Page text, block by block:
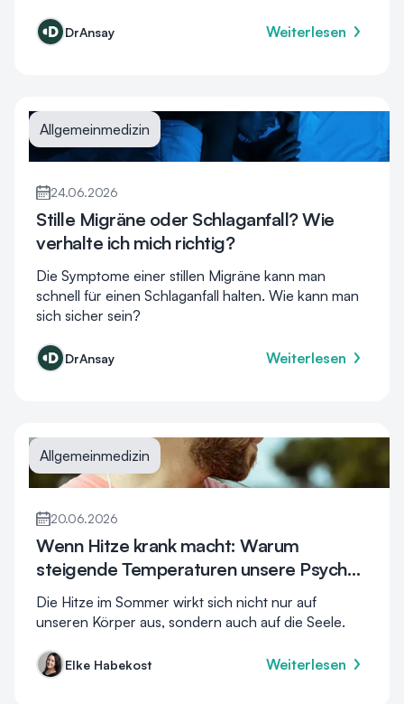
DrAnsay Weiterlesen
Allgemeinmedizin
24.06.2026
Stille Migräne oder Schlaganfall? Wie
verhalte ich mich richtig?
Die Symptome einer stillen Migräne kann man
schnell für einen Schlaganfall halten. Wie kann man
sich sicher sein?
DrAnsay Weiterlesen
Allgemeinmedizin
20.06.2026
Wenn Hitze krank macht: Warum
steigende Temperaturen unsere Psyche
belasten
Die Hitze im Sommer wirkt sich nicht nur auf
unseren Körper aus, sondern auch auf die Seele.
Elke Habekost Weiterlesen